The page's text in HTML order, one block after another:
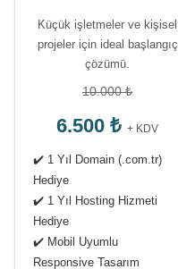
Küçük işletmeler ve kişisel
projeler için ideal başlangıç
çözümü.
10.000 ₺
6.500 ₺ + KDV
✔️ 1 Yıl Domain (.com.tr)
Hediye
✔️ 1 Yıl Hosting Hizmeti
Hediye
✔️ Mobil Uyumlu
Responsive Tasarım